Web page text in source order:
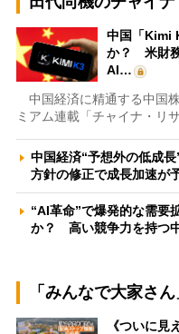
中国「Kimi
か？ 米財
AI…
中国経済に精通する中国
ミアム連載「チャイナ・リ
中国経済“予想外の低成
方針の修正で成長加速が
“AI革命”で爆発的な需要
か？ 高い競争力を持つ
「みんなで大家さ
《ついに見